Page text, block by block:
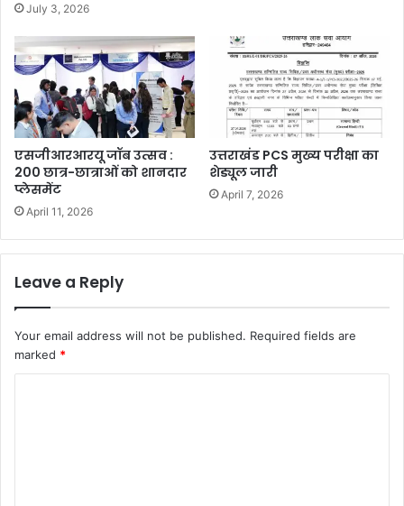
July 3, 2026
एसजीआरआरयू जॉब उत्सव :
200 छात्र-छात्राओं को शानदार
प्लेसमेंट
April 11, 2026
उत्तराखंड PCS मुख्य परीक्षा का
शेड्यूल जारी
April 7, 2026
Leave a Reply
Your email address will not be published. Required fields are
marked *